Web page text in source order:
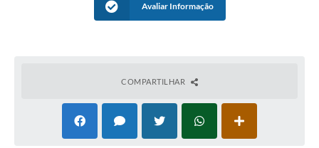
Avaliar Informação
COMPARTILHAR